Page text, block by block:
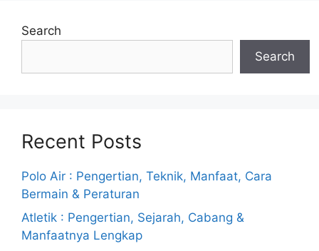
Search
Search
Recent Posts
Polo Air : Pengertian, Teknik, Manfaat, Cara
Bermain & Peraturan
Atletik : Pengertian, Sejarah, Cabang &
Manfaatnya Lengkap